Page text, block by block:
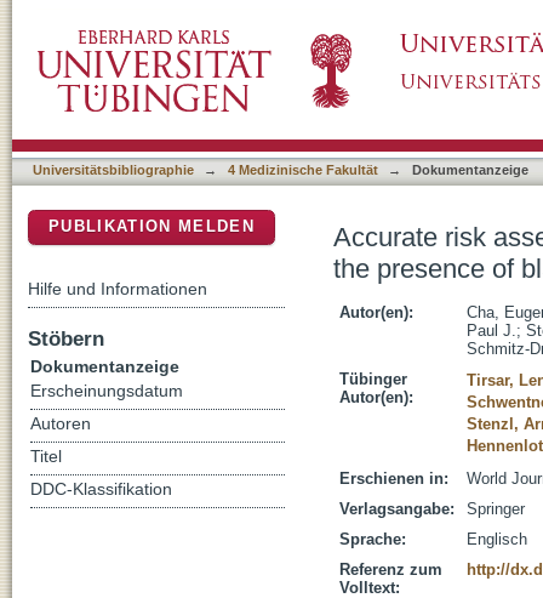
cancer
Universitätsbibliographie → 4 Medizinische Fakultät → Dokumentanzeige
Accurate risk
the presence of
Autor(en):
Cha,
Paul J.;
Schmitz-
Tübinger
Autor(en):
Tirsar,
Stenzl,
Erschienen in:
World
Verlagsangabe:
Springer
Sprache:
Englisch
Referenz zum
Volltext:
http://
PUBLIKATION MELDEN
Hilfe und Informationen
Stöbern
Dokumentanzeige
Erscheinungsdatum
Autoren
Titel
DDC-Klassifikation